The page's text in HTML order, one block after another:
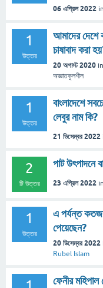
06 এপ্রিল 2022 in
1
উত্তর
আমাদের দেশে
চাষাবাদ করা
20 অগাস্ট 2020 in
অজ্ঞাতকুলশীল
1
উত্তর
বাংলাদেশে
লেবুর নাম কি?
21 ডিসেম্বর 2022
2
টি উত্তর
পাট উৎপাদনে
23 এপ্রিল 2022 in
1
উত্তর
এ পর্যন্ত
পেয়েছেন?
20 ডিসেম্বর 2022
Rubel Islam
ফেনীর মহিপাল